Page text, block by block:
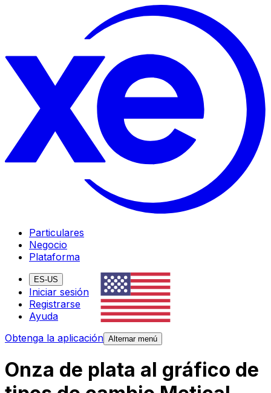
Particulares
Negocio
Plataforma
ES-US
Iniciar sesión
Registrarse
Ayuda
Obtenga la aplicación Alternar menú
Onza de plata al gráfico de